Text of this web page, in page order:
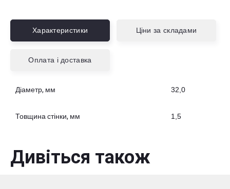
Характеристики Ціни за складами
Оплата і доставка
Діаметр, мм 32,0
Товщина стінки, мм 1,5
Дивіться також